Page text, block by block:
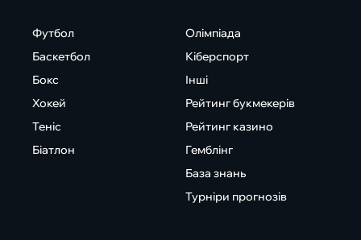
Футбол
Баскетбол
Бокс
Хокей
Теніс
Біатлон
Олімпіада
Кіберспорт
Інші
Рейтинг букмекерів
Рейтинг казино
Гемблінг
База знань
Турніри прогнозів